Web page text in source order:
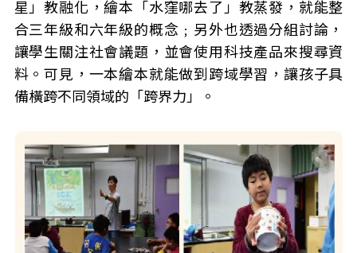
星」教融化，繪本「水窪哪去了」教蒸發，就能整
合三年級和六年級的概念﹔另外也透過分組討論，
讓學生關注社會議題，並會使用科技產品來搜尋資
料。可見，一本繪本就能做到跨域學習，讓孩子具
備橫跨不同領域的「跨界力」。